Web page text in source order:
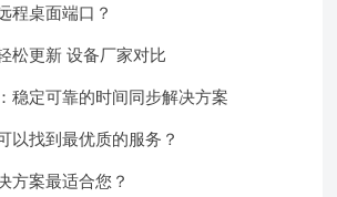
程桌面端口？
松更新 设备厂家对比
稳定可靠的时间同步解决方案
以找到最优质的服务？
方案最适合您？